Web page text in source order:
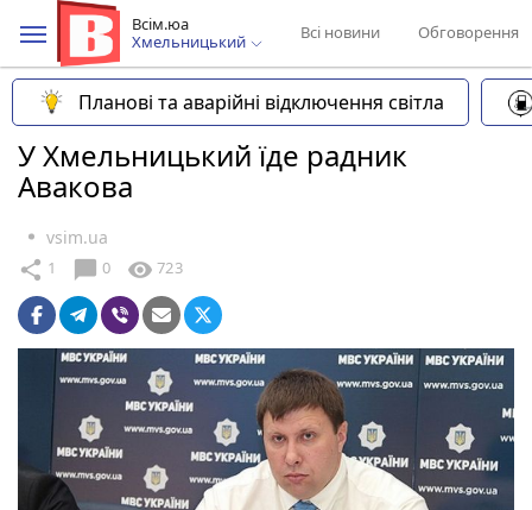
Всім.юа
Хмельницький
Всі новини Обговорення
Планові та аварійні відключення світла
У Хмельницький їде радник
Авакова
vsim.ua
share 1 chat_bubble 0 visibility 723